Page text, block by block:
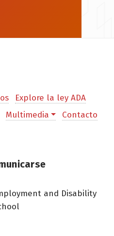
Explore la ley ADA
Multimedia Contacto
and Disability